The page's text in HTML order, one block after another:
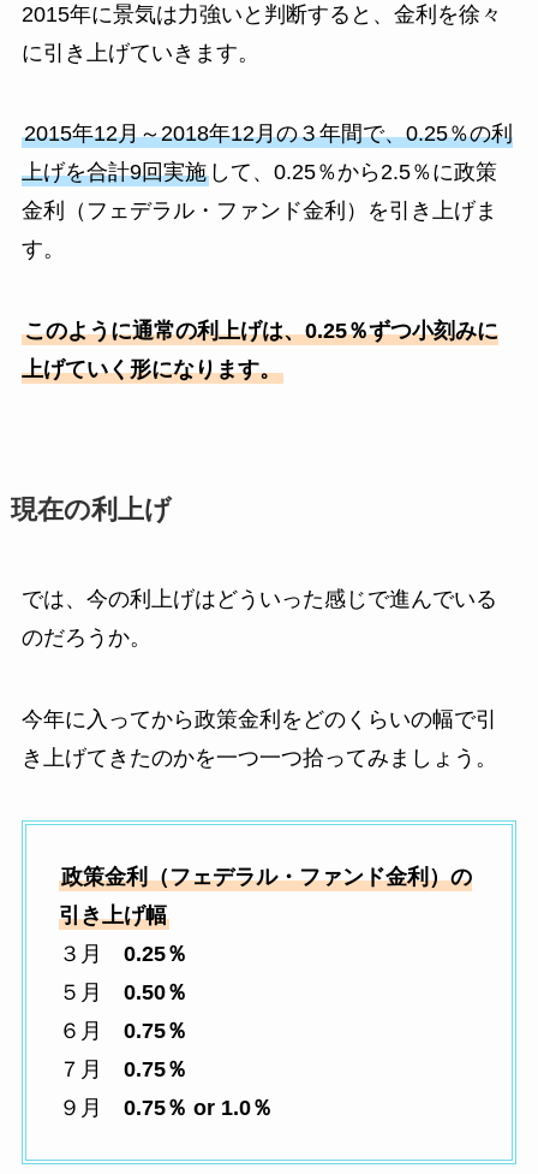
2015年に景気は力強いと判断すると、金利を徐々
に引き上げていきます。
2015年12月～2018年12月の３年間で、0.25％の利
上げを合計9回実施して、0.25％から2.5％に政策
金利（フェデラル・ファンド金利）を引き上げま
す。
このように通常の利上げは、0.25％ずつ小刻みに
上げていく形になります。
現在の利上げ
では、今の利上げはどういった感じで進んでいる
のだろうか。
今年に入ってから政策金利をどのくらいの幅で引
き上げてきたのかを一つ一つ拾ってみましょう。
政策金利（フェデラル・ファンド金利）の
引き上げ幅
３月 0.25％
５月 0.50％
６月 0.75％
７月 0.75％
９月 0.75％ or 1.0％